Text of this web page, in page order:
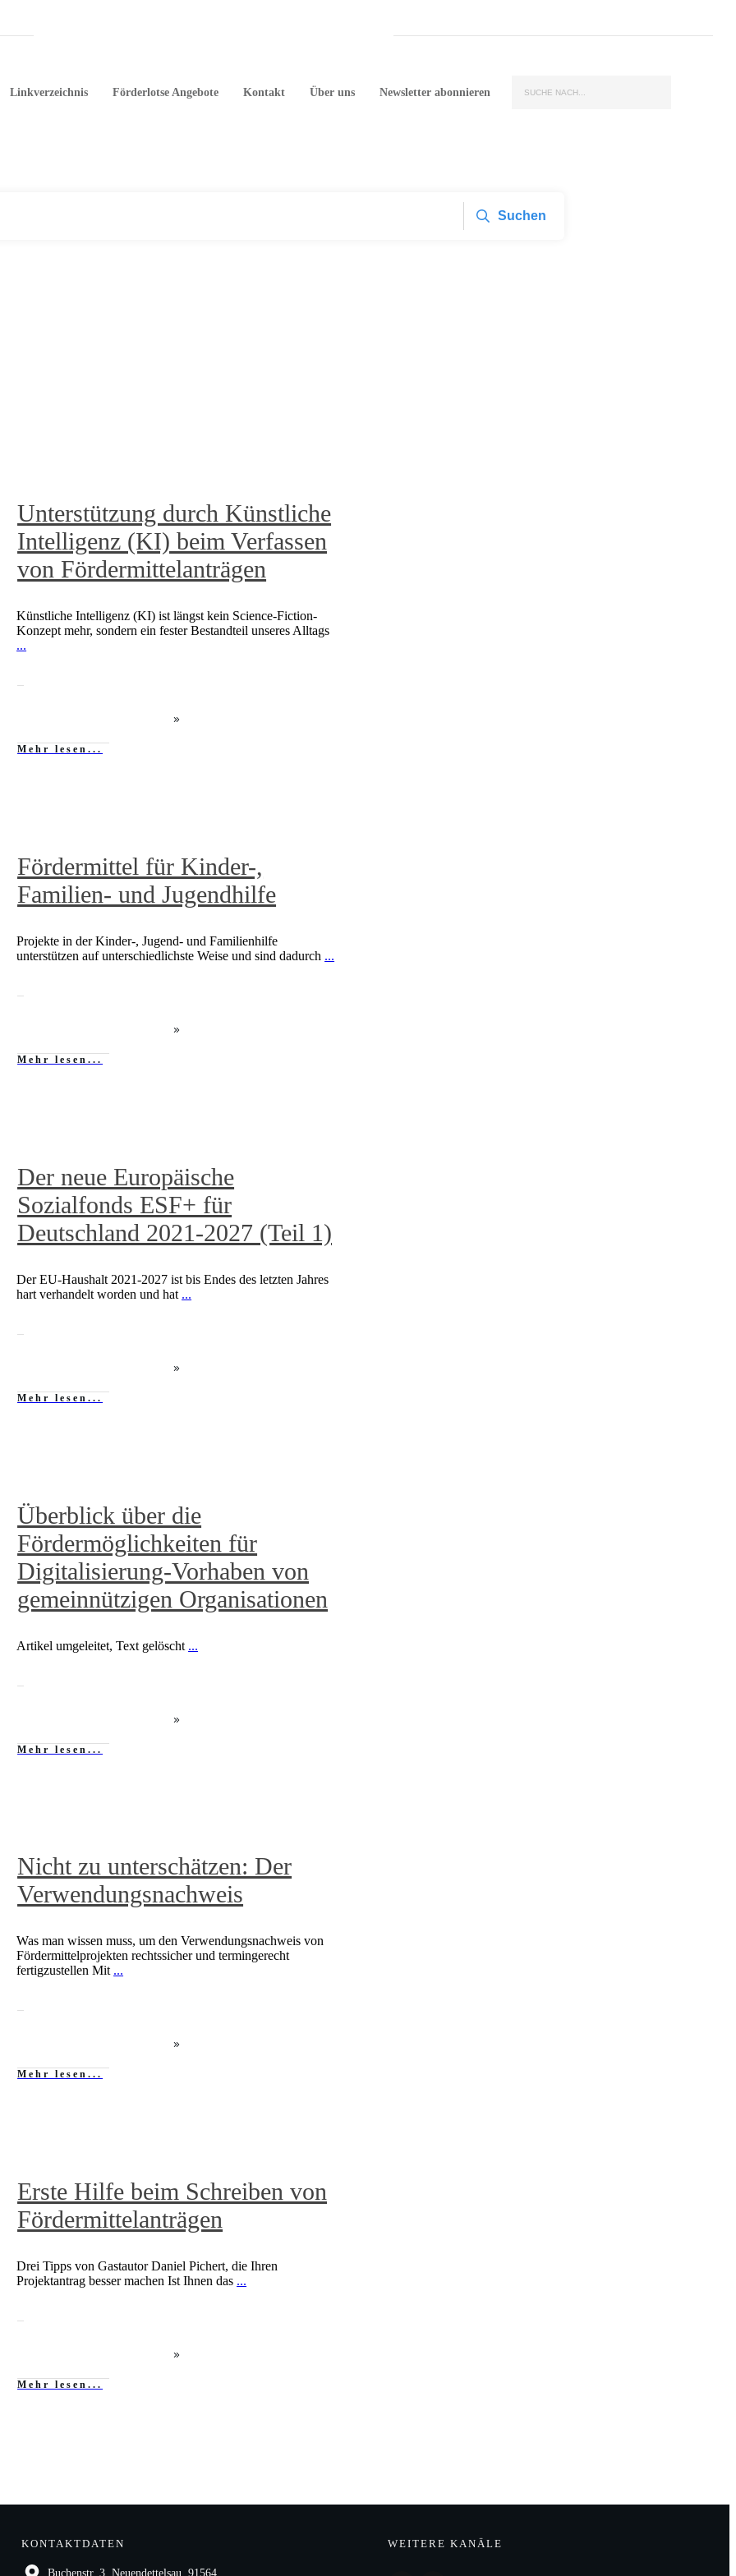
Linkverzeichnis Förderlotse Angebote Kontakt Über uns Newsletter abonnieren
Suchen
Unterstützung durch Künstliche
Intelligenz (KI) beim Verfassen
von Fördermittelanträgen
Künstliche Intelligenz (KI) ist längst kein Science-Fiction-
Konzept mehr, sondern ein fester Bestandteil unseres Alltags
...
Mehr lesen...
Fördermittel für Kinder-,
Familien- und Jugendhilfe
Projekte in der Kinder-, Jugend- und Familienhilfe
unterstützen auf unterschiedlichste Weise und sind dadurch ...
Mehr lesen...
Der neue Europäische
Sozialfonds ESF+ für
Deutschland 2021-2027 (Teil 1)
Der EU-Haushalt 2021-2027 ist bis Endes des letzten Jahres
hart verhandelt worden und hat ...
Mehr lesen...
Überblick über die
Fördermöglichkeiten für
Digitalisierung-Vorhaben von
gemeinnützigen Organisationen
Artikel umgeleitet, Text gelöscht ...
Mehr lesen...
Nicht zu unterschätzen: Der
Verwendungsnachweis
Was man wissen muss, um den Verwendungsnachweis von
Fördermittelprojekten rechtssicher und termingerecht
fertigzustellen Mit ...
Mehr lesen...
Erste Hilfe beim Schreiben von
Fördermittelanträgen
Drei Tipps von Gastautor Daniel Pichert, die Ihren
Projektantrag besser machen Ist Ihnen das ...
Mehr lesen...
KONTAKTDATEN
Buchenstr. 3, Neuendettelsau, 91564
WEITERE KANÄLE